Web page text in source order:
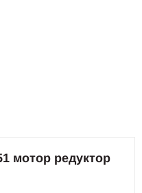
мотор редуктор